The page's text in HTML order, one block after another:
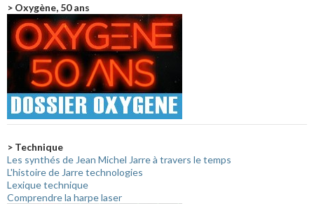
> Oxygène, 50 ans
> Technique
Les synthés de Jean Michel Jarre à travers le temps
L'histoire de Jarre technologies
Lexique technique
Comprendre la harpe laser